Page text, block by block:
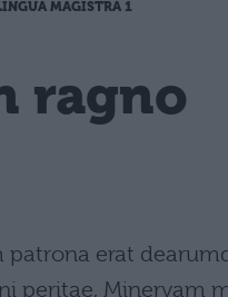
MAGISTRA 1
ragno
erat
peritae, Minervam